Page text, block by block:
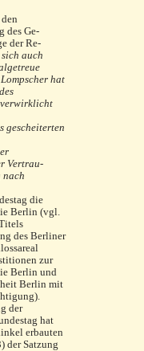
des Ge­
der Re­
auch
hat
verwirklicht
gescheiterten
Ver­trau­
nach
die
Berlin (vgl.
des Berliner
zur
Berlin und
Berlin mit
der
hat
erbauten
der Satzung